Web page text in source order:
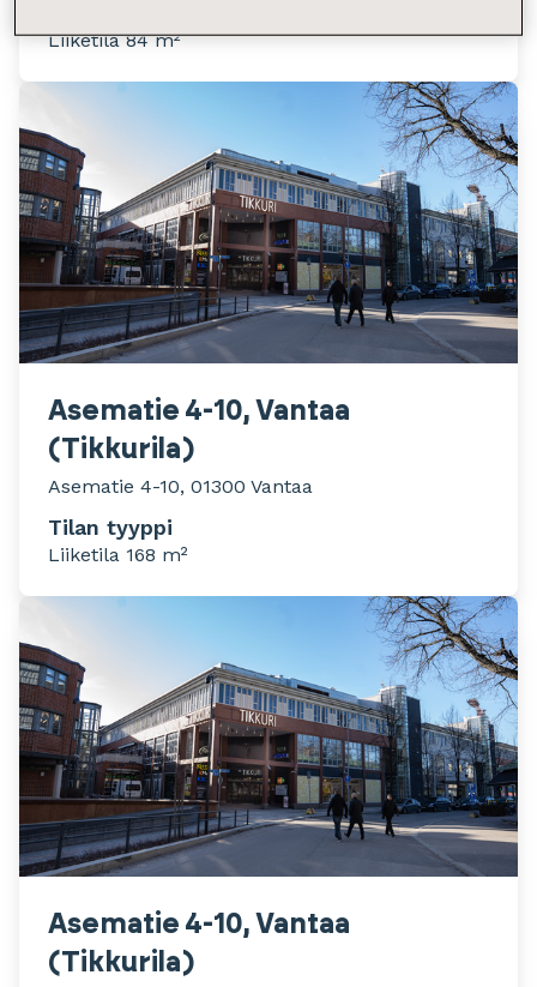
Liiketila 84 m²
Asematie 4-10, Vantaa
(Tikkurila)
Asematie 4-10, 01300 Vantaa
Tilan tyyppi
Liiketila 168 m²
Asematie 4-10, Vantaa
(Tikkurila)